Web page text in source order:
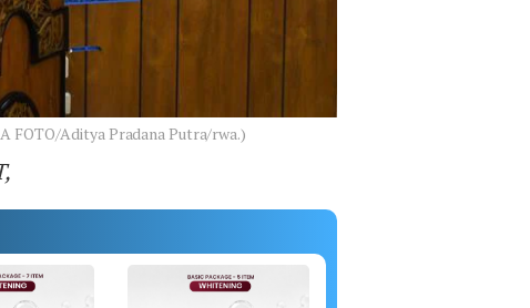
FOTO/Aditya Pradana Putra/rwa.)